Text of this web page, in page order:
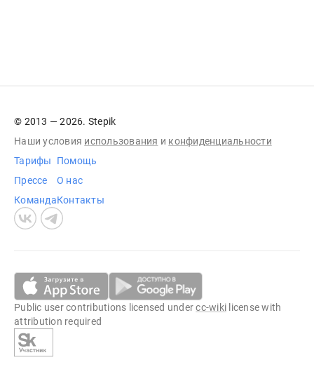
© 2013 — 2026. Stepik
Наши условия использования и конфиденциальности
Тарифы
Прессе
Команда
Помощь
О нас
Контакты
Public user contributions licensed undercc-wiki license with
attribution required